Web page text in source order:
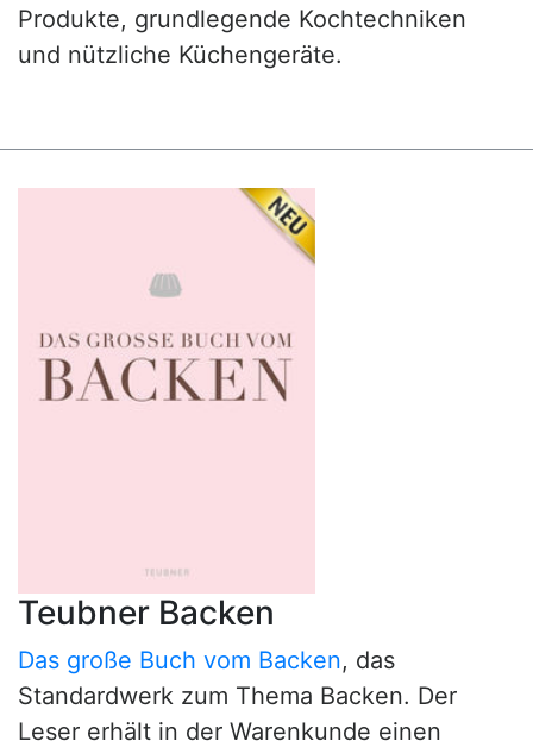
Produkte, grundlegende Kochtechniken
und nützliche Küchengeräte.
Teubner Backen
Das große Buch vom Backen, das
Standardwerk zum Thema Backen. Der
Leser erhält in der Warenkunde einen